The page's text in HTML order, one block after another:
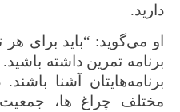
دارید.
او می‌گوید: “باید برای
برنامه تمرین داشته
برنامه‌هایتان آشنا
مختلف چراغ ها،